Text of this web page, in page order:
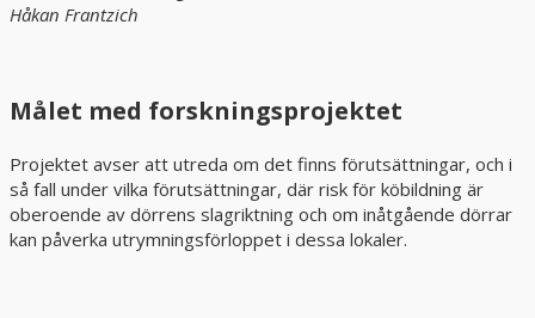
Håkan Frantzich
Målet med forskningsprojektet
Projektet avser att utreda om det finns förutsättningar, och i
så fall under vilka förutsättningar, där risk för köbildning är
oberoende av dörrens slagriktning och om inåtgående dörrar
kan påverka utrymningsförloppet i dessa lokaler.